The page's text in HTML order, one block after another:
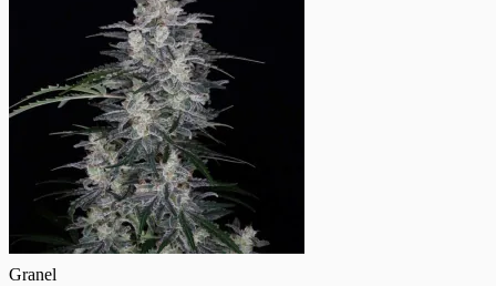
Granel